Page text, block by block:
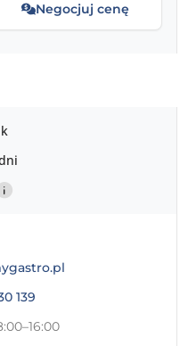
Negocjuj cenę
139